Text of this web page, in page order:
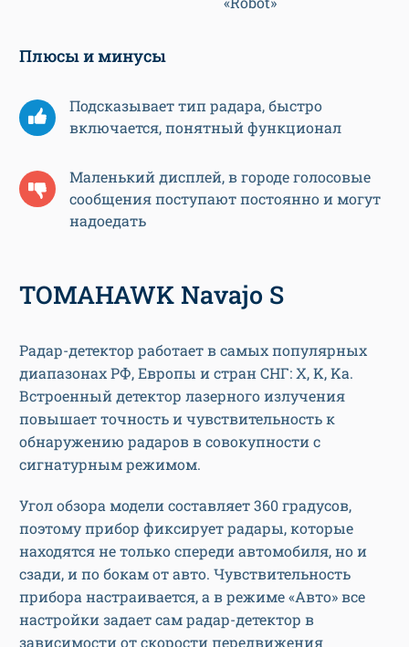
Плюсы и минусы
Подсказывает тип радара, быстро
включается, понятный функционал
Маленький дисплей, в городе голосовые
сообщения поступают постоянно и могут
надоедать
TOMAHAWK Navajo S
Радар-детектор работает в самых популярных
диапазонах РФ, Европы и стран СНГ: X, K, Ka.
Встроенный детектор лазерного излучения
повышает точность и чувствительность к
обнаружению радаров в совокупности с
сигнатурным режимом.
Угол обзора модели составляет 360 градусов,
поэтому прибор фиксирует радары, которые
находятся не только спереди автомобиля, но и
сзади, и по бокам от авто. Чувствительность
прибора настраивается, а в режиме «Авто» все
настройки задает сам радар-детектор в
зависимости от скорости передвижения